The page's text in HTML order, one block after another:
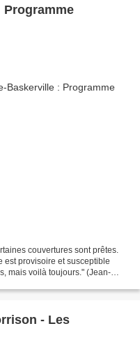
couvertures sont prêtes.
est provisoire et susceptible
mais voilà toujours." (Jean-
- Les